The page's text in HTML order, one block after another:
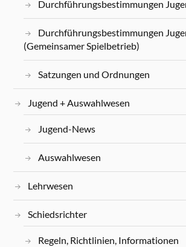
Durchführungsbestimmungen
Durchführungsbestimmungen
(Gemeinsamer Spielbetrieb)
Satzungen und Ordnungen
Jugend + Auswahlwesen
Jugend-News
Auswahlwesen
Lehrwesen
Schiedsrichter
Regeln, Richtlinien, Informationen